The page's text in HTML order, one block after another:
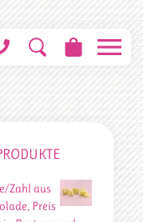
Zahl aus
Preis